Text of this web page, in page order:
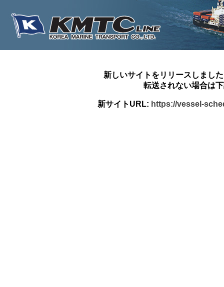
新しいサイトをリリースしまし
転送されない場合は
新サイトURL: https://vessel-